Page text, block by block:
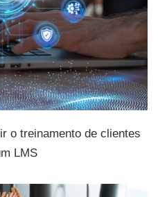
o treinamento de clientes
LMS